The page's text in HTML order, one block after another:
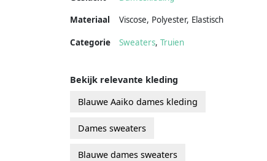
Materiaal
Viscose, Polyester, Elastisch
Categorie Sweaters, Truien
Bekijk relevante kleding
Blauwe Aaiko dames kleding
Dames sweaters
Blauwe dames sweaters